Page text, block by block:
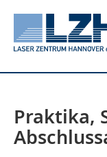
Direkt
zum
Inhalt
Praktika,